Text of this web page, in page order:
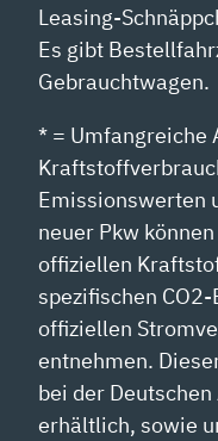
Leasing-
Es gibt
Gebrauchtwagen.
* = Umfangreiche
Emissionswerten
neuer Pkw
offiziellen
spezifischen
offiziellen
entnehmen.
bei der
erhältlich, sowie